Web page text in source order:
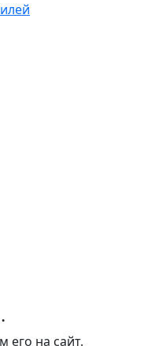
его на сайт.